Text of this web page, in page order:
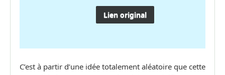
Lien original
C’est à partir d’une idée totalement aléatoire que cette